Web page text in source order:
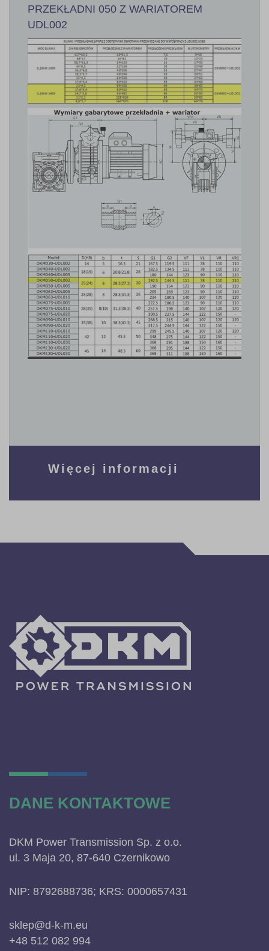
PRZEKŁADNI 050 Z WARIATOREM
UDL002
Więcej informacji
DANE KONTAKTOWE
DKM Power Transmission Sp. z o.o.
ul. 3 Maja 20, 87-640 Czernikowo
NIP: 8792688736; KRS: 0000657431
sklep@d-k-m.eu
+48 512 082 994